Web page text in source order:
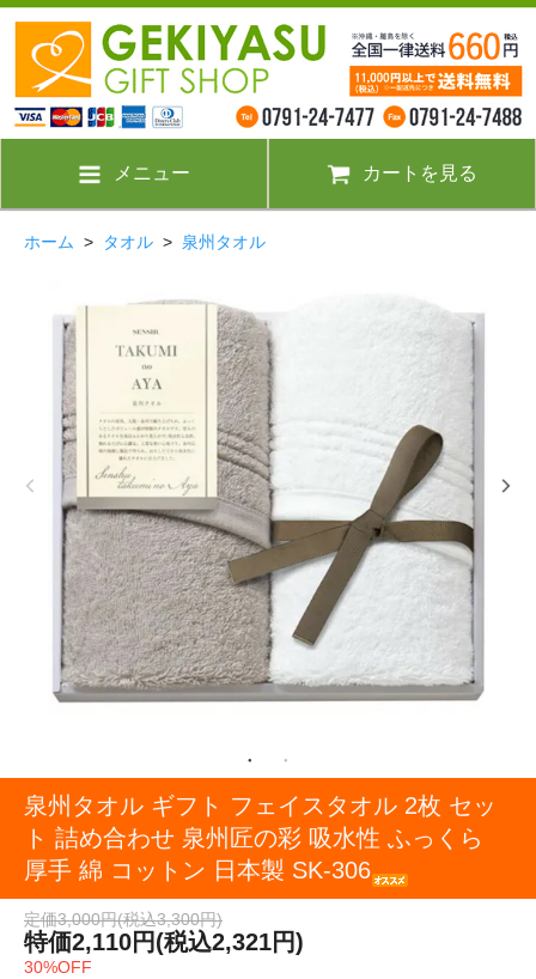
メニュー カートを見る
ホーム > タオル > 泉州タオル
泉州タオル ギフト フェイスタオル 2枚 セッ
ト 詰め合わせ 泉州匠の彩 吸水性 ふっくら
厚手 綿 コットン 日本製 SK-306
定価3,000円(税込3,300円)
特価2,110円(税込2,321円)
30%OFF